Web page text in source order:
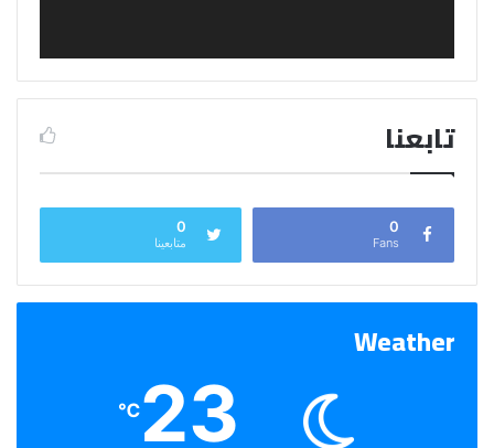
تابعنا
0
Fans
0
متابعينا
Weather
23
℃